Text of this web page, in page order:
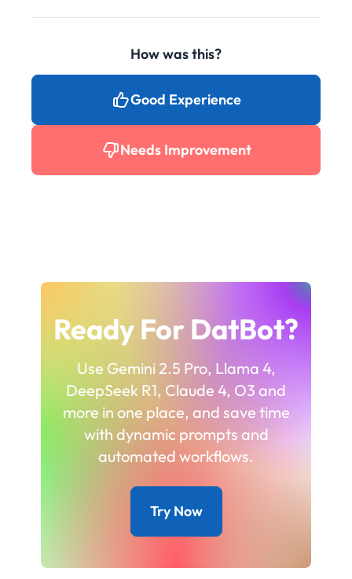
How was this?
Good Experience
Needs Improvement
Ready For DatBot?
Use Gemini 2.5 Pro, Llama 4,
DeepSeek R1, Claude 4, O3 and
more in one place, and save time
with dynamic prompts and
automated workflows.
Try Now